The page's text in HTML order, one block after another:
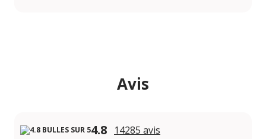
Avis
4.8 14285 avis